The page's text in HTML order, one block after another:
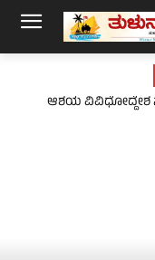
ಆಶಯ ವಿವಿಧೋದ್ದೇಶ